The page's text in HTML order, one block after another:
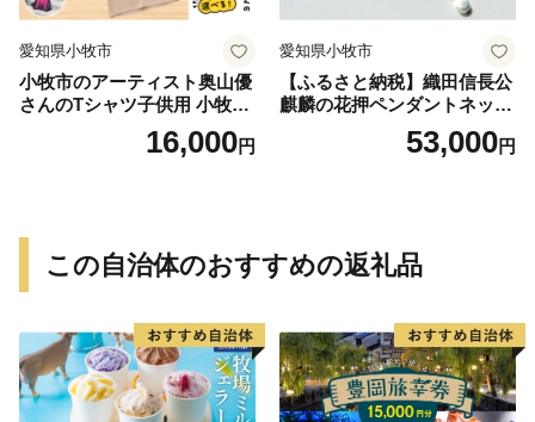
愛知県小牧市
小牧市のアーティスト奥山優
さんのTシャツ子供用 小牧市
16,000円
愛知県小牧市
【ふるさと納税】織田信長公
麒麟の花押ペンダントネック
53,000円
この自治体のおすすめの返礼品